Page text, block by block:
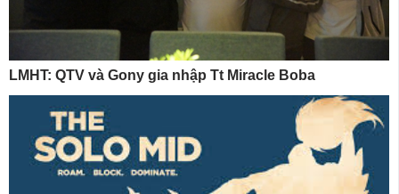
LMHT: QTV và Gony gia nhập Tt Miracle Boba